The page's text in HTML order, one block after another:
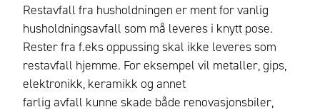
Restavfall fra husholdningen er ment for vanlig
husholdningsavfall som må leveres i knytt pose.
Rester fra f.eks oppussing skal ikke leveres som
restavfall hjemme. For eksempel vil metaller, gips,
elektronikk, keramikk og annet
farlig avfall kunne skade både renovasjonsbiler,